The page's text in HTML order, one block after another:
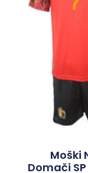
Moški
Domači